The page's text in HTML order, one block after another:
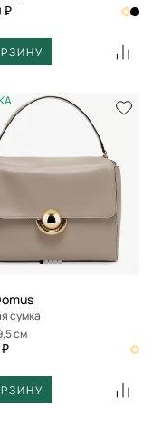
₽
сумка
см